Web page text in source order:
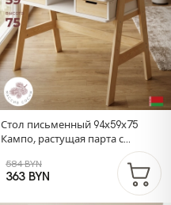
Стол письменный 94х59х75
Кампо, растущая парта с
ящиками с регулировкой
наклона и высоты, детский,
массив сосны
584 BYN
363 BYN